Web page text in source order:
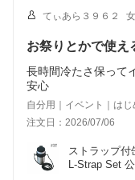
てぃあら３９６２
お祭りとかで使
長時間冷たさ保って
安心
自分用｜イベント｜はじ
注文日：2026/07/06
ストラップ
L-Strap Set